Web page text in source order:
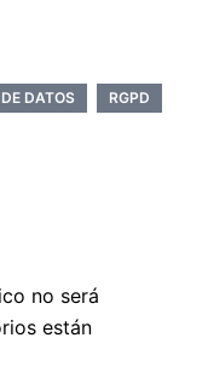
DATOS
RGPD
no será
están